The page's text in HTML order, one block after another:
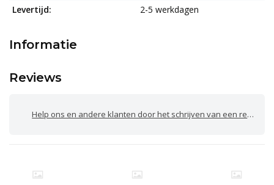
Levertijd:
2-5 werkdagen
Informatie
Reviews
Help ons en andere klanten door het schrijven van een review